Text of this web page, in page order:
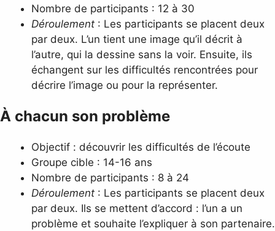
Nombre de participants : 12 à 30
Déroulement : Les participants se placent deux
par deux. L’un tient une image qu’il décrit à
l’autre, qui la dessine sans la voir. Ensuite, ils
échangent sur les difficultés rencontrées pour
décrire l’image ou pour la représenter.
À chacun son problème
Objectif : découvrir les difficultés de l’écoute
Groupe cible : 14-16 ans
Nombre de participants : 8 à 24
Déroulement : Les participants se placent deux
par deux. Ils se mettent d’accord : l’un a un
problème et souhaite l’expliquer à son partenaire.